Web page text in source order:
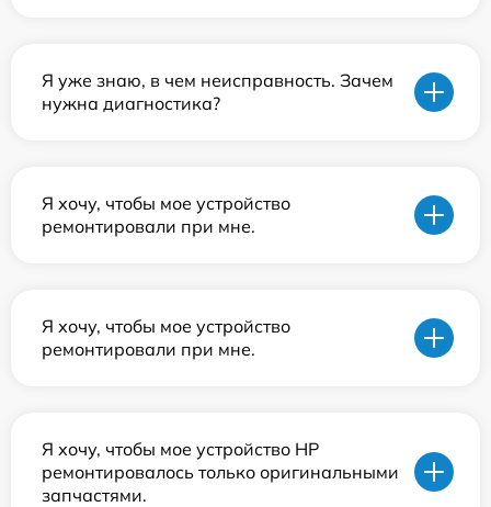
Я уже знаю, в чем неисправность. Зачем
нужна диагностика?
Я хочу, чтобы мое устройство
ремонтировали при мне.
Я хочу, чтобы мое устройство
ремонтировали при мне.
Я хочу, чтобы мое устройство HP
ремонтировалось только оригинальными
запчастями.